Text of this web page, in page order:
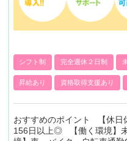
シフト制 完全週休２日制
昇給あり 資格取得支援あり
おすすめのポイント 【休日
156日以上◎ 【働く環境】